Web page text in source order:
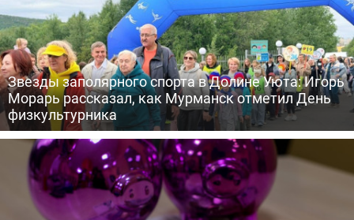
Звезды заполярного спорта в Долине Уюта: Игорь
Морарь рассказал, как Мурманск отметил День
физкультурника